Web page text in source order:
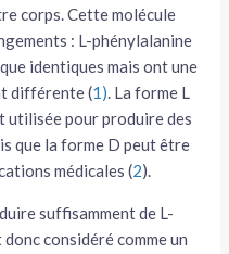
corps. Cette molécule
: L-phénylalanine
identiques mais ont une
différente (1). La forme L
utilisée pour produire des
que la forme D peut être
médicales (2).
suffisamment de L-
considéré comme un